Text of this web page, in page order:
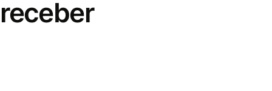
receber